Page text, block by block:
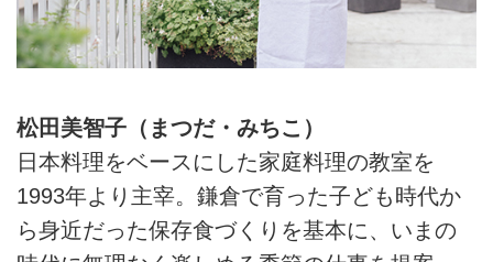
松田美智子（まつだ・みちこ）
日本料理をベースにした家庭料理の教室を
1993年より主宰。鎌倉で育った子ども時代か
ら身近だった保存食づくりを基本に、いまの